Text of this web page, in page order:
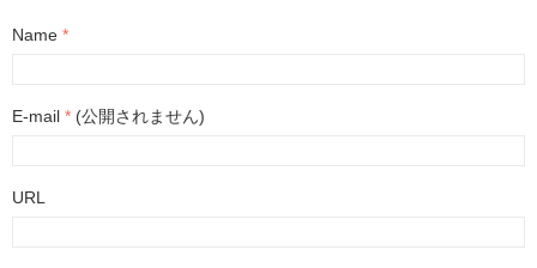
Name *
E-mail * (公開されません)
URL